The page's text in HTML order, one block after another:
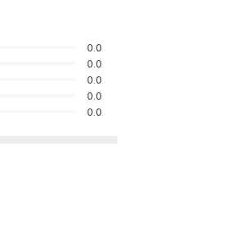
0.0
0.0
0.0
0.0
0.0